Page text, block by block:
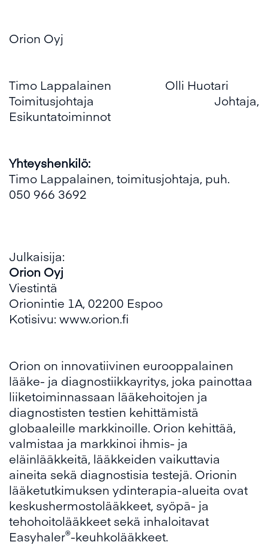
Orion Oyj
Timo Lappalainen Olli Huotari
Toimitusjohtaja Johtaja,
Esikuntatoiminnot
Yhteyshenkilö:
Timo Lappalainen, toimitusjohtaja, puh.
050 966 3692
Julkaisija:
Orion Oyj
Viestintä
Orionintie 1A, 02200 Espoo
Kotisivu:www.orion.fi
Orion on innovatiivinen eurooppalainen
lääke- ja diagnostiikkayritys, joka painottaa
liiketoiminnassaan lääkehoitojen ja
diagnostisten testien kehittämistä
globaaleille markkinoille. Orion kehittää,
valmistaa ja markkinoi ihmis- ja
eläinlääkkeitä, lääkkeiden vaikuttavia
aineita sekä diagnostisia testejä. Orionin
lääketutkimuksen ydinterapia-alueita ovat
keskushermostolääkkeet, syöpä- ja
tehohoitolääkkeet sekä inhaloitavat
Easyhaler®-keuhkolääkkeet.